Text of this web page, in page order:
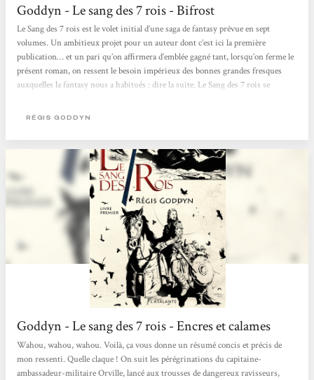
Goddyn - Le sang des 7 rois - Bifrost
Le Sang des 7 rois est le volet initial d’une saga de fantasy prévue en sept
volumes. Un ambitieux projet pour un auteur dont c’est ici la première
publication… et un pari qu’on affirmera d’emblée gagné tant, lorsqu’on ferme le
présent roman, on ressent le besoin impérieux des bonnes grandes fresques
auxquelles la fantasy nous a habitués : dire la suite. Le Sang des 7 rois se
avancé, découpé en sept royaumes se faisant la guerre aussi régulièrement que
RÉGIS GODDYN
Goddyn - Le sang des 7 rois - Encres et calames
Wahou, wahou, wahou. Voilà, ça vous donne un résumé concis et précis de
mon ressenti. Quelle claque ! On suit les pérégrinations du capitaine-
ambassadeur-militaire Orville, lancé aux trousses de dangereux ravisseurs,